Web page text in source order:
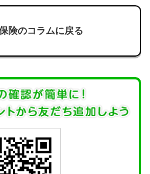
険のコラムに戻る